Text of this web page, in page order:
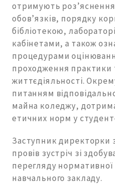
отримують
обов’язків, порядку
бібліотекою,
кабінетами, а також
процедурами
проходження практики
життєдіяльності.
питанням
майна коледжу,
етичних норм у
Заступник директорки
провів зустріч зі
перегляду нормативної
навчального закладу.